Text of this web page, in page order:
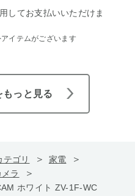
してお支払いいただけま
イテムがございます
もっと見る
テゴリ
家電
ラ
ホワイト ZV-1F-WC